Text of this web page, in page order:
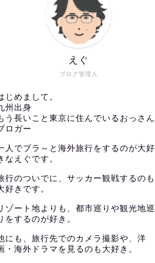
ブログ管理人
えぐ
じめまして。
州出身
う長いこと東京に住んでいるおっさん
ロガー
人でブラ～と海外旅行をするのが大好
なえぐです。
行のついでに、サッカー観戦するのも
好きです。
ゾート地よりも、都市巡りや観光地巡
をするのが好き。
にも、旅行先でのカメラ撮影や、洋
・海外ドラマを見るのも大好き。